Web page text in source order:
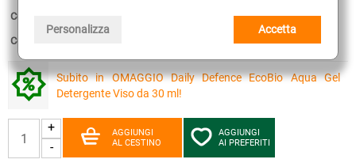
Personalizza Accetta
Confezione:
Consegna stimata:
Subito in OMAGGIO Daily Defence EcoBio Aqua Gel
Detergente Viso da 30 ml!
+
-
AGGIUNGI
AL CESTINO
AGGIUNGI
AI PREFERITI